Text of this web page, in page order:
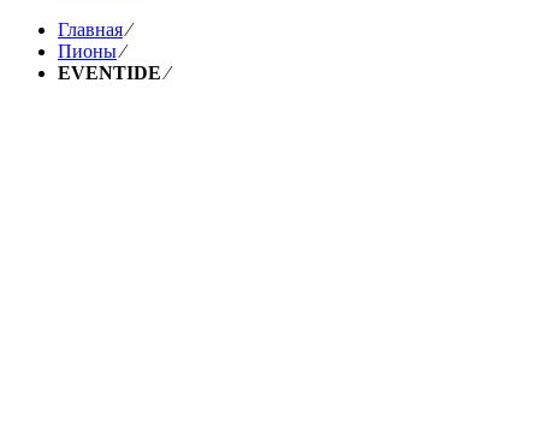
Главная⁄
Пионы⁄
EVENTIDE⁄